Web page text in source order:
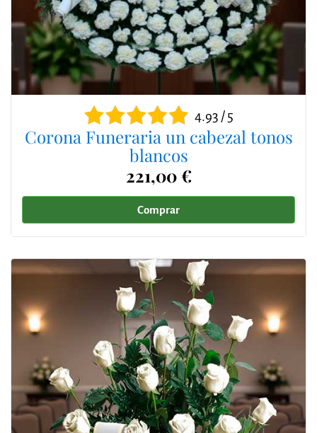
4.93 / 5
Corona Funeraria un cabezal tonos
blancos
221,00 €
Comprar